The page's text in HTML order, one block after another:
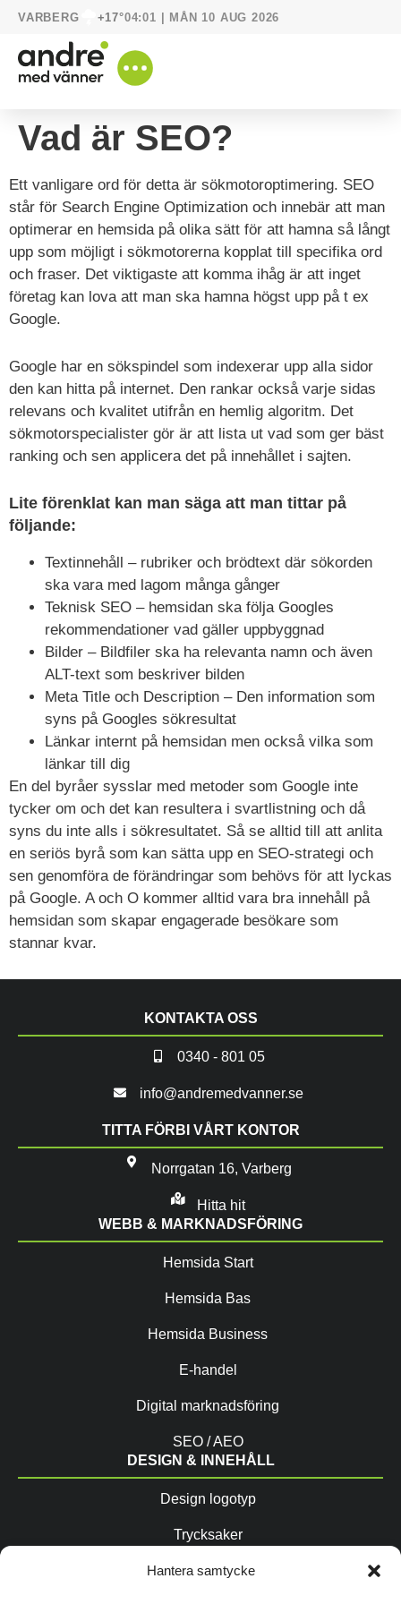
Hantera samtycke
VARBERG +17°04:01 | MÅN 10 AUG 2026
Vad är SEO?
Ett vanligare ord för detta är sökmotoroptimering. SEO
står för Search Engine Optimization och innebär att man
optimerar en hemsida på olika sätt för att hamna så långt
upp som möjligt i sökmotorerna kopplat till specifika ord
och fraser. Det viktigaste att komma ihåg är att inget
företag kan lova att man ska hamna högst upp på t ex
Google.
Google har en sökspindel som indexerar upp alla sidor
den kan hitta på internet. Den rankar också varje sidas
relevans och kvalitet utifrån en hemlig algoritm. Det
sökmotorspecialister gör är att lista ut vad som ger bäst
ranking och sen applicera det på innehållet i sajten.
Lite förenklat kan man säga att man tittar på
följande:
Textinnehåll – rubriker och brödtext där sökorden
ska vara med lagom många gånger
Teknisk SEO – hemsidan ska följa Googles
rekommendationer vad gäller uppbyggnad
Bilder – Bildfiler ska ha relevanta namn och även
ALT-text som beskriver bilden
Meta Title och Description – Den information som
syns på Googles sökresultat
Länkar internt på hemsidan men också vilka som
länkar till dig
En del byråer sysslar med metoder som Google inte
tycker om och det kan resultera i svartlistning och då
syns du inte alls i sökresultatet. Så se alltid till att anlita
en seriös byrå som kan sätta upp en SEO-strategi och
sen genomföra de förändringar som behövs för att lyckas
på Google. A och O kommer alltid vara bra innehåll på
hemsidan som skapar engagerade besökare som
stannar kvar.
KONTAKTA OSS
0340 - 801 05
info@andremedvanner.se
TITTA FÖRBI VÅRT KONTOR
Norrgatan 16, Varberg
Hitta hit
WEBB & MARKNADSFÖRING
Hemsida Start
Hemsida Bas
Hemsida Business
E-handel
Digital marknadsföring
SEO / AEO
DESIGN & INNEHÅLL
Design logotyp
Trycksaker
Copytexter / AIO